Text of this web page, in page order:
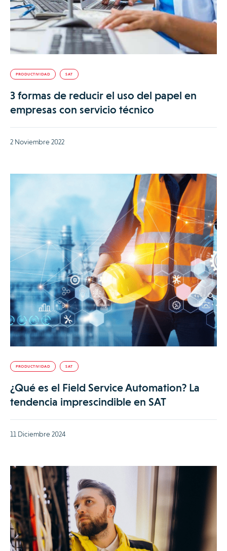
PRODUCTIVIDAD SAT
3 formas de reducir el uso del papel en
empresas con servicio técnico
2 Noviembre 2022
PRODUCTIVIDAD SAT
¿Qué es el Field Service Automation? La
tendencia imprescindible en SAT
11 Diciembre 2024